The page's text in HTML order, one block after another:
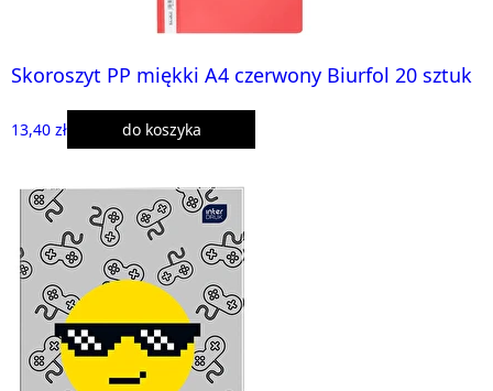
Skoroszyt PP miękki A4 czerwony Biurfol 20 sztuk
13,40 zł do koszyka